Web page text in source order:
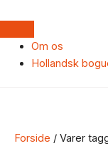
Om os
Hollandsk
Forside / Varer